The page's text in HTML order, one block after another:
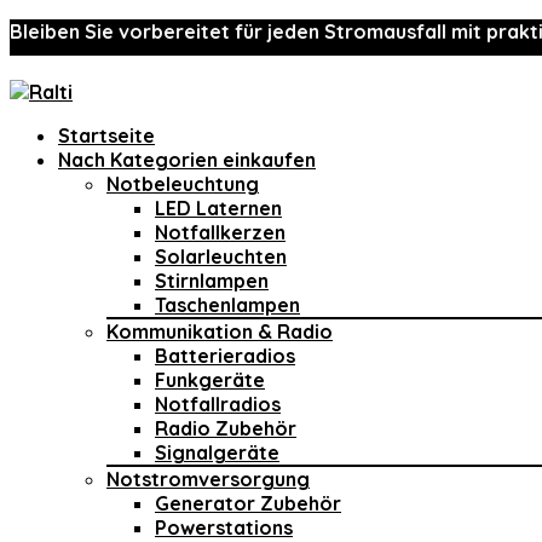
Bleiben Sie vorbereitet für jeden Stromausfall mit
Startseite
Nach Kategorien einkaufen
Notbeleuchtung
LED Laternen
Notfallkerzen
Solarleuchten
Stirnlampen
Taschenlampen
Kommunikation & Radio
Batterieradios
Funkgeräte
Notfallradios
Radio Zubehör
Signalgeräte
Notstromversorgung
Generator Zubehör
Powerstations